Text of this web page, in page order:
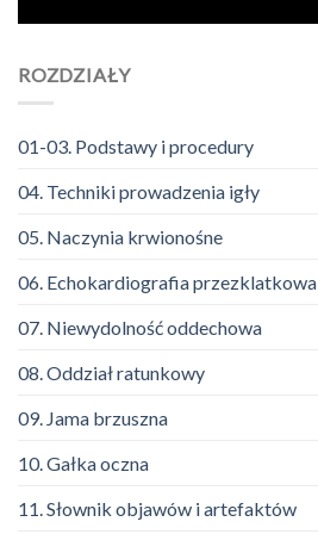
ROZDZIAŁY
01-03. Podstawy i procedury
04. Techniki prowadzenia igły
05. Naczynia krwionośne
06. Echokardiografia przezklatkowa
07. Niewydolność oddechowa
08. Oddział ratunkowy
09. Jama brzuszna
10. Gałka oczna
11. Słownik objawów i artefaktów